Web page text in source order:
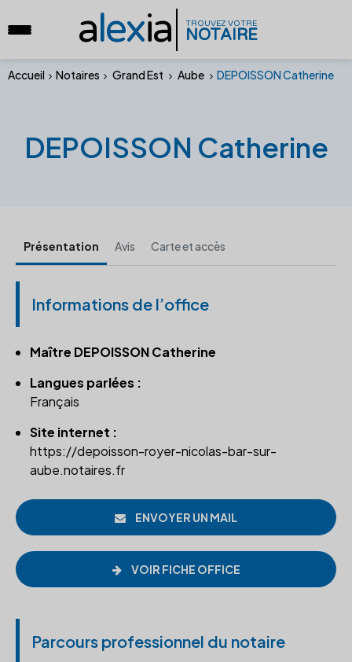
alexia TROUVEZ VOTRE
NOTAIRE
Accueil Notaires Grand Est Aube DEPOISSON Catherine
DEPOISSON Catherine
Présentation Avis Carte et accès
Informations de l’office
Maître DEPOISSON Catherine
Langues parlées :
Français
Site internet :
https://depoisson-royer-nicolas-bar-sur-
aube.notaires.fr
ENVOYER UN MAIL
VOIR FICHE OFFICE
Parcours professionnel du notaire